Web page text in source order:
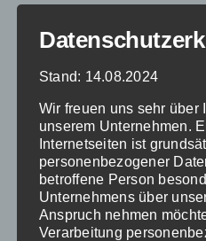
Von | Oktober 10th, 2024 |
Share This Story,
Facebook
X Reddit
Stand: 14.08.2024
Wir freuen uns sehr über
unserem Unternehmen.
Internetseiten ist
personenbezogener
betroffene Person
Unternehmens über
Anspruch nehmen
Verarbeitung